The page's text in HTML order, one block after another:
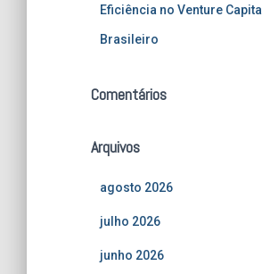
Eficiência no Venture Capital
Brasileiro
Comentários
Arquivos
agosto 2026
julho 2026
junho 2026